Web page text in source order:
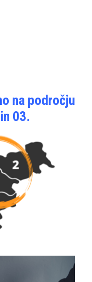
na področju
03.